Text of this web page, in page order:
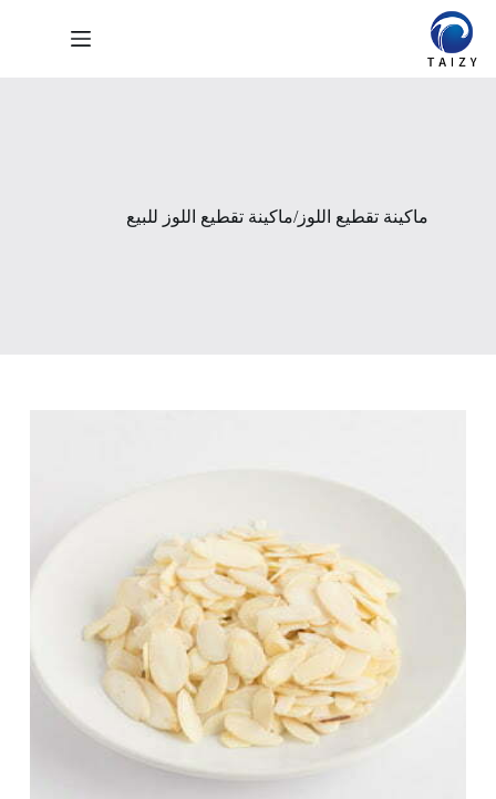
التجاوز
المحتوى
ماكينة تقطيع اللوز/ماكينة تقطيع اللوز للبيع